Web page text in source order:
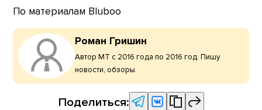
По материалам Bluboo
Роман Гришин
Автор МТ с 2016 года по 2016 год. Пишу
новости, обзоры.
Поделиться: